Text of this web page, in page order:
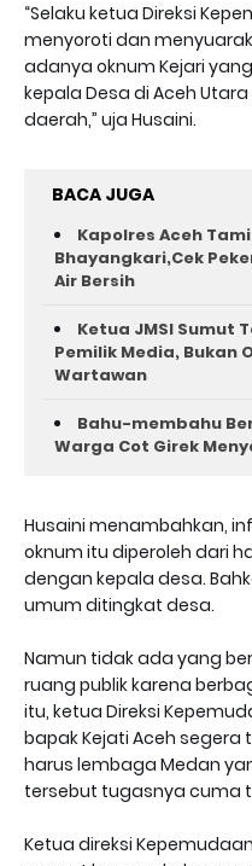
“Selaku ketua Direksi
menyoroti dan
adanya oknum Kejari
kepala Desa di Aceh
daerah,” uja Husaini.
BACA JUGA
Kapolres Aceh
Bhayangkari,Cek
Air Bersih
Ketua JMSI Sumut
Pemilik Media, Bukan
Wartawan
Bahu-membahu
Warga Cot Girek
Husaini menambahkan,
oknum itu diperoleh dari
dengan kepala desa.
umum ditingkat desa.
Namun tidak ada yang
ruang publik karena
itu, ketua Direksi
bapak Kejati Aceh segera
harus lembaga Medan
tersebut tugasnya cuma
Ketua direksi